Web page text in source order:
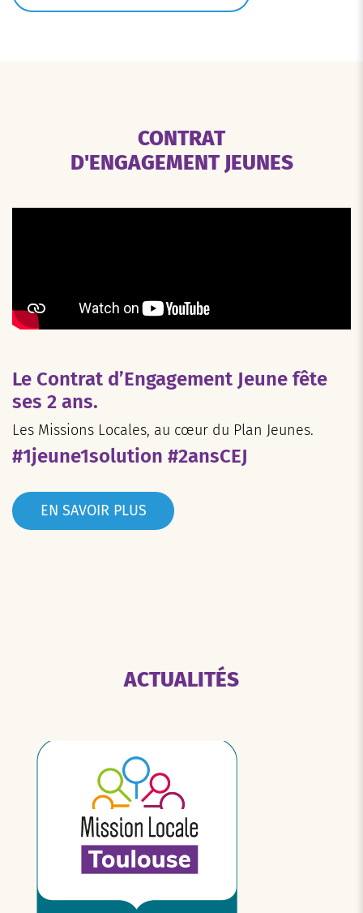
CONTRAT
D'ENGAGEMENT JEUNES
Le Contrat d’Engagement Jeune fête
ses 2 ans.
Les Missions Locales, au cœur du Plan Jeunes.
#1jeune1solution #2ansCEJ
EN SAVOIR PLUS
ACTUALITÉS